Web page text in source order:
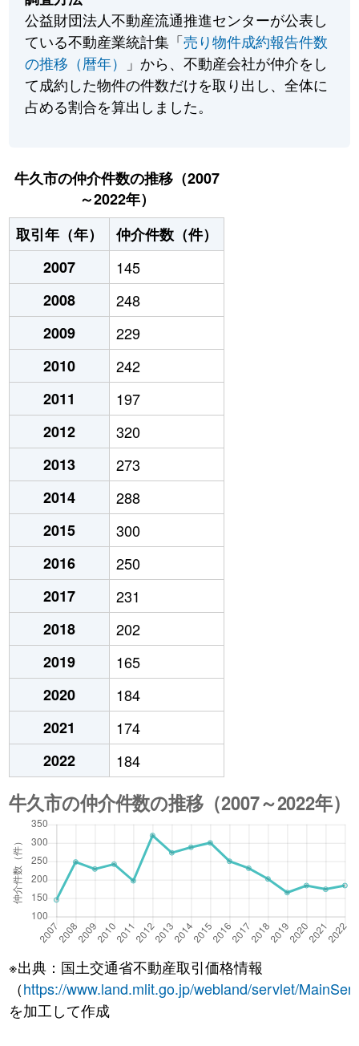
公益財団法人不動産流通推進センターが公表し
ている不動産業統計集「売り物件成約報告件数
の推移（暦年）
」から、不動産会社が仲介をし
て成約した物件の件数だけを取り出し、全体に
占める割合を算出しました。
牛久市の仲介件数の推移（2007
～2022年）
取引年（年）
仲介件数（件）
2007
145
2008
248
2009
229
2010
242
2011
197
2012
320
2013
273
2014
288
2015
300
2016
250
2017
231
2018
202
2019
165
2020
184
2021
174
2022
184
※出典：国土交通省不動産取引価格情報
（https://www.land.mlit.go.jp/webland/servlet/
を加工して作成